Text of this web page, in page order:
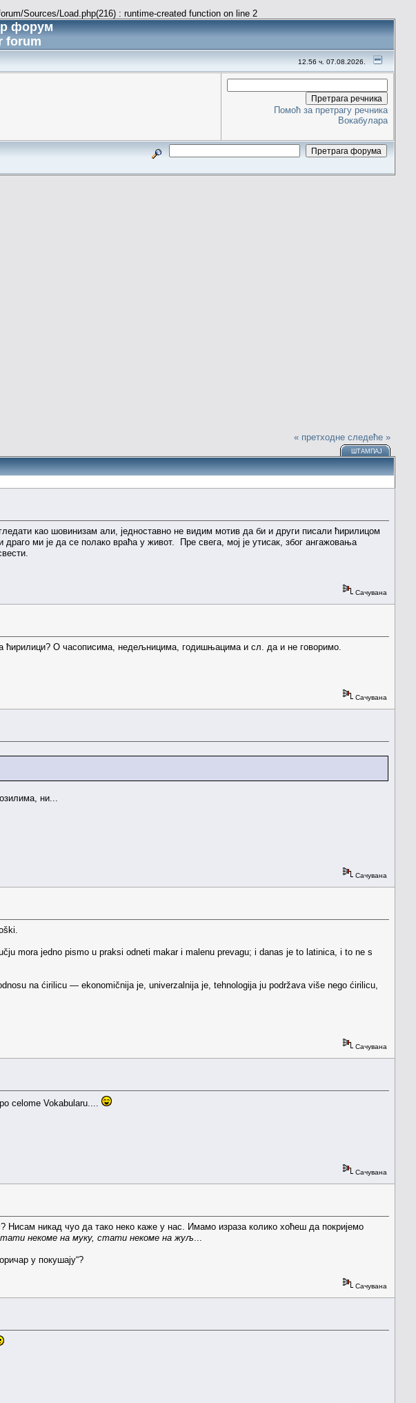
Sources/Load.php(216) : runtime-created function on line 2
форум
forum
12.56 ч. 07.08.2026.
Помоћ за претрагу речника
Вокабулара
« претходне следеће »
ШТАМПАЈ
као шовинизам али, једноставно не видим мотив да би и други писали ћирилицом
ми је да се полако враћа у живот. Пре свега, мој је утисак, због ангажовања
Сачувана
ћирилици? О часописима, недељницима, годишњацима и сл. да и не говоримо.
Сачувана
ни...
Сачувана
mora jedno pismo u praksi odneti makar i malenu prevagu; i danas je to latinica, i to ne s
na ćirilicu — ekonomičnija je, univerzalnija je, tehnologija ju podržava više nego ćirilicu,
Сачувана
celome Vokabularu....
Сачувана
? Нисам никад чуо да тако неко каже у нас. Имамо израза колико хоћеш да покријемо
некоме на муку, стати некоме на жуљ
у покушају“?
Сачувана